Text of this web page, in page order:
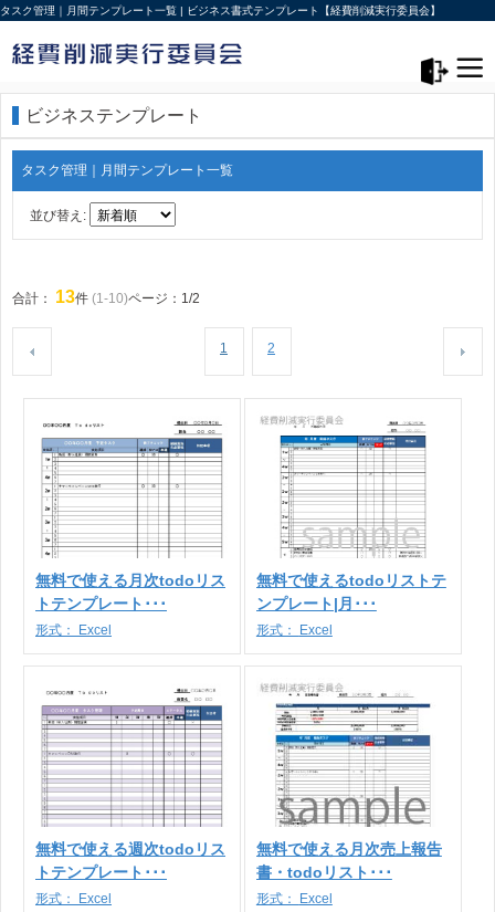
タスク管理｜月間テンプレート一覧 | ビジネス書式テンプレート【経費削減実行委員会】
ビジネステンプレート
タスク管理｜月間テンプレート一覧
並び替え:
合計： 13件 (1-10)ページ：1/2
1 2
無料で使える月次todoリス
トテンプレート･･･
形式： Excel
無料で使えるtodoリストテ
ンプレート|月･･･
形式： Excel
無料で使える週次todoリス
トテンプレート･･･
形式： Excel
無料で使える月次売上報告
書・todoリスト･･･
形式： Excel